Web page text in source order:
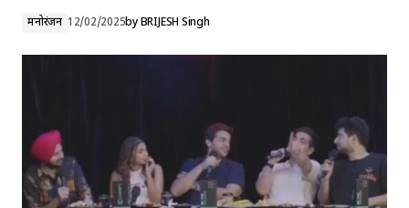
मनोरंजन 12/02/2025byBRIJESH Singh